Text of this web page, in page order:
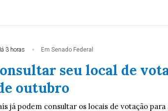
3 horas Em Senado Federal
seu local de
outubro
já podem consultar os locais de votação para